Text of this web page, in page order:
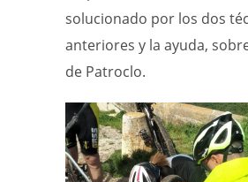
solucionado por los dos
anteriores y la ayuda,
de Patroclo.